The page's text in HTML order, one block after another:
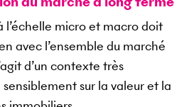
l’échelle micro et macro doit
avec l’ensemble du marché
d’un contexte très
sur la valeur et la